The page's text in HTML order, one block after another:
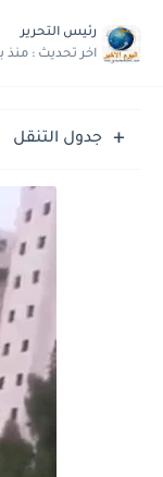
رئيس التحرير
اخر تحديث : منذ
جدول التنقل